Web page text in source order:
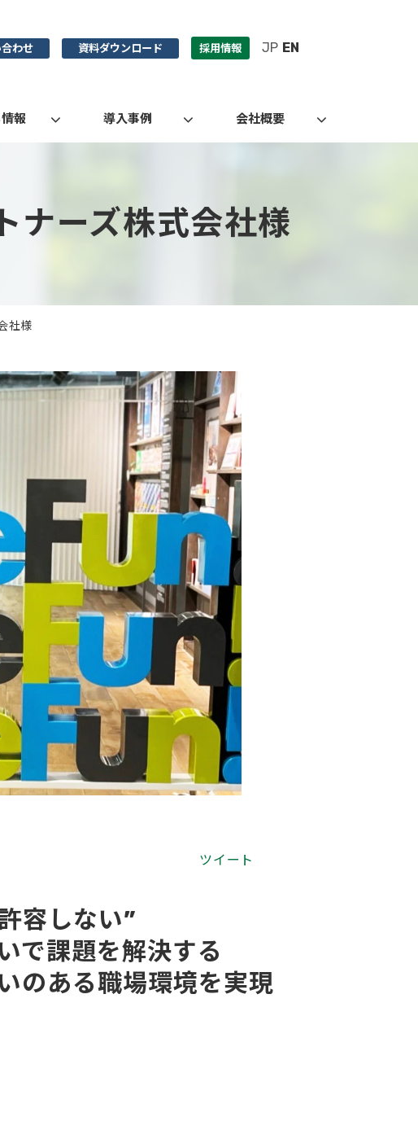
わせ 資料ダウンロード 採用情報 JP EN
報 導入事例 会社概要
ナーズ株式会社様
社様
ツイート
容しない”
で課題を解決する
のある職場環境を実現